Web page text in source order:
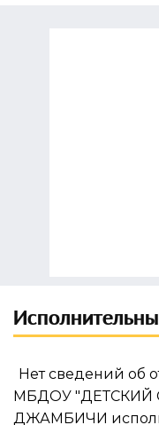
Нет сведений об
МБДОУ "ДЕТСКИЙ
ДЖАМБИЧИ